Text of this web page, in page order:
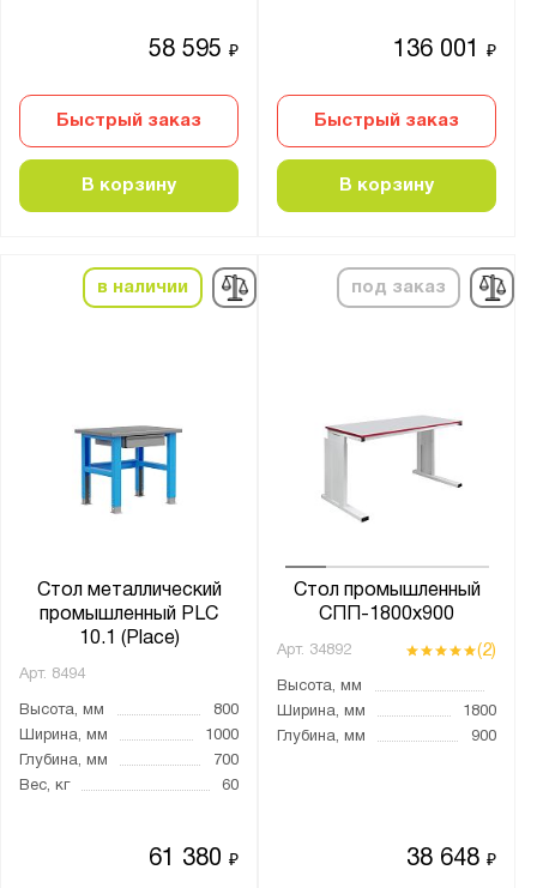
58 595₽
Быстрый заказ
В корзину
136 001₽
Быстрый заказ
В корзину
в наличии
Стол металлический
промышленный PLC
10.1 (Place)
Арт. 8494
Высота, мм
800
Ширина, мм
1000
Глубина, мм
700
Вес, кг
60
61 380₽
под заказ
Стол промышленный
СПП-1800х900
Арт. 34892 (2)
Высота, мм
Ширина, мм
1800
Глубина, мм
900
38 648₽
2 ключевых
4 ключевых
Наличие тумб:
Две тумбы
Цвет:
Графитовый (RAL 7012)
Небесно-синий (RAL 5015)
Сигнальный синий (RAL 5005)
Материал:
Столешница: